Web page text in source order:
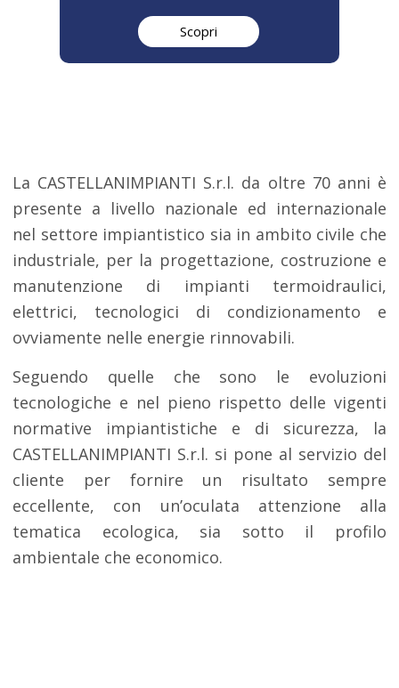
Scopri
La CASTELLANIMPIANTI S.r.l. da oltre 70 anni è
presente a livello nazionale ed internazionale
nel settore impiantistico sia in ambito civile che
industriale, per la progettazione, costruzione e
manutenzione di impianti termoidraulici,
elettrici, tecnologici di condizionamento e
ovviamente nelle energie rinnovabili.
Seguendo quelle che sono le evoluzioni
tecnologiche e nel pieno rispetto delle vigenti
normative impiantistiche e di sicurezza, la
CASTELLANIMPIANTI S.r.l. si pone al servizio del
cliente per fornire un risultato sempre
eccellente, con un’oculata attenzione alla
tematica ecologica, sia sotto il profilo
ambientale che economico.